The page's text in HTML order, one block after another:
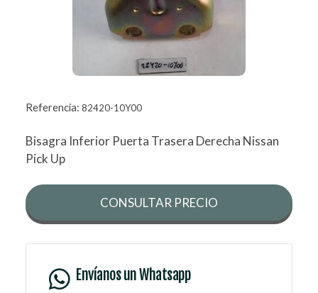
Referencia: 82420-10Y00
Bisagra Inferior Puerta Trasera Derecha Nissan
Pick Up
CONSULTAR PRECIO
Envíanos un Whatsapp